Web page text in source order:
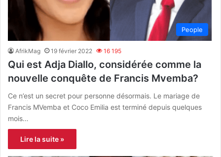
People
AfrikMag 19 février 2022 16 195
Qui est Adja Diallo, considérée comme la
nouvelle conquête de Francis Mvemba?
Ce n’est un secret pour personne désormais. Le mariage de
Francis MVemba et Coco Emilia est terminé depuis quelques
mois…
Lire la suite »